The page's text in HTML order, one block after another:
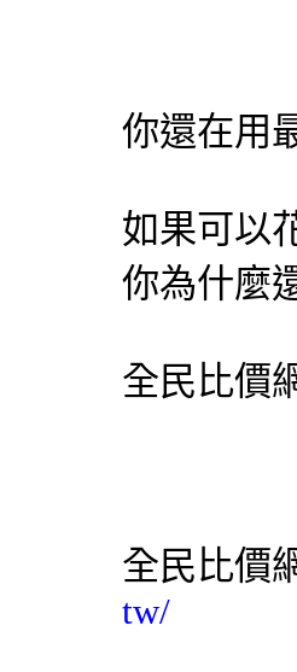
你還在用
如果可以
你為什麼
全民比價
全民比價
tw/